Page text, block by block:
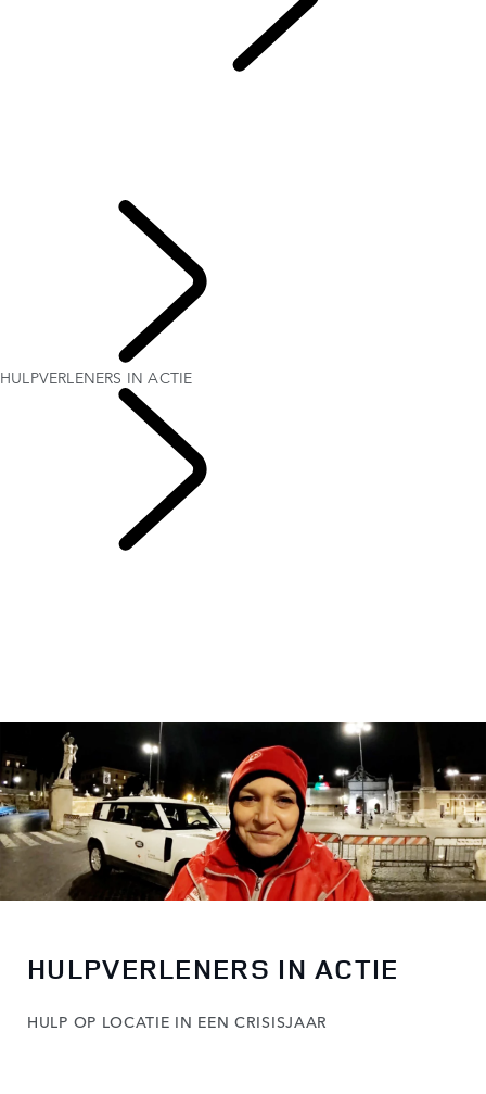
HULPVERLENERS IN ACTIE
HULPVERLENERS IN ACTIE
HULP OP LOCATIE IN EEN CRISISJAAR